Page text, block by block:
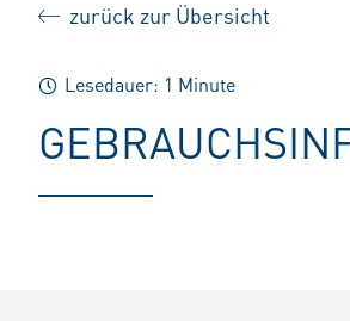
zurück zur Übersicht
Lesedauer: 1 Minute